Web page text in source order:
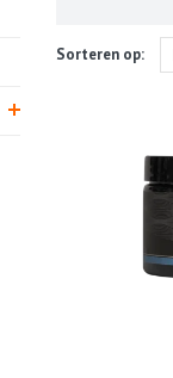
Sorteren op: